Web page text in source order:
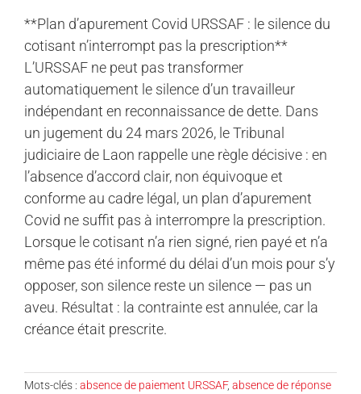
**Plan d’apurement Covid URSSAF : le silence du
cotisant n’interrompt pas la prescription**
L’URSSAF ne peut pas transformer
automatiquement le silence d’un travailleur
indépendant en reconnaissance de dette. Dans
un jugement du 24 mars 2026, le Tribunal
judiciaire de Laon rappelle une règle décisive : en
l’absence d’accord clair, non équivoque et
conforme au cadre légal, un plan d’apurement
Covid ne suffit pas à interrompre la prescription.
Lorsque le cotisant n’a rien signé, rien payé et n’a
même pas été informé du délai d’un mois pour s’y
opposer, son silence reste un silence — pas un
aveu. Résultat : la contrainte est annulée, car la
créance était prescrite.
Mots-clés : absence de paiement URSSAF, absence de réponse